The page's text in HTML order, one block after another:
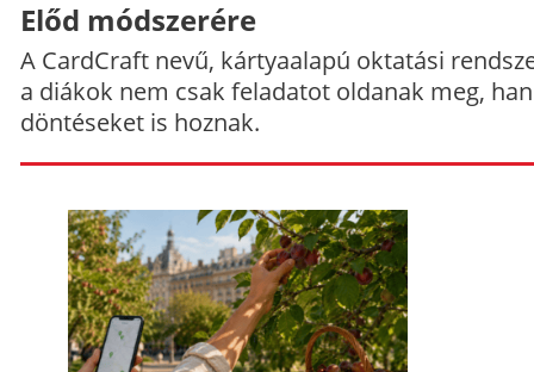
Előd módszerére
A CardCraft nevű, kártyaalapú oktatási
a diákok nem csak feladatot oldanak meg,
döntéseket is hoznak.